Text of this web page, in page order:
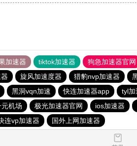
加速器 tiktok加速器 狗急加速器官网
旋风加速度器 猎豹nvp加速器
黑洞vqn加速 快连加速器app tyl加
元机场 极光加速器官网 ios加速器
连vp加速器 国外上网加速器